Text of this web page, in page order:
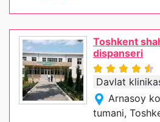
Toshkent
dispanseri
Davlat
Arnasoy
tumani,